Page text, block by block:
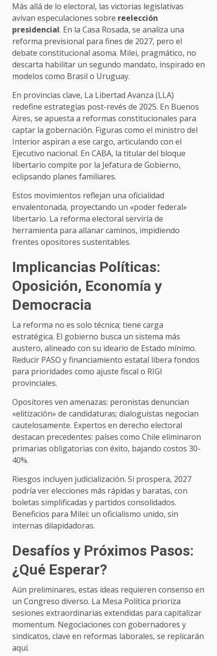
Más allá de lo electoral, las victorias legislativas
avivan especulaciones sobre reelección
presidencial. En la Casa Rosada, se analiza una
reforma previsional para fines de 2027, pero el
debate constitucional asoma. Milei, pragmático, no
descarta habilitar un segundo mandato, inspirado en
modelos como Brasil o Uruguay.
En provincias clave, La Libertad Avanza (LLA)
redefine estrategias post-revés de 2025. En Buenos
Aires, se apuesta a reformas constitucionales para
captar la gobernación. Figuras como el ministro del
Interior aspiran a ese cargo, articulando con el
Ejecutivo nacional. En CABA, la titular del bloque
libertario compite por la Jefatura de Gobierno,
eclipsando planes familiares.
Estos movimientos reflejan una oficialidad
envalentonada, proyectando un «poder federal»
libertario. La reforma electoral serviría de
herramienta para allanar caminos, impidiendo
frentes opositores sustentables.
Implicancias Políticas:
Oposición, Economía y
Democracia
La reforma no es solo técnica; tiene carga
estratégica. El gobierno busca un sistema más
austero, alineado con su ideario de Estado mínimo.
Reducir PASO y financiamiento estatal libera fondos
para prioridades como ajuste fiscal o RIGI
provinciales.
Opositores ven amenazas: peronistas denuncian
«elitización» de candidaturas; dialoguistas negocian
cautelosamente. Expertos en derecho electoral
destacan precedentes: países como Chile eliminaron
primarias obligatorias con éxito, bajando costos 30-
40%.
Riesgos incluyen judicialización. Si prospera, 2027
podría ver elecciones más rápidas y baratas, con
boletas simplificadas y partidos consolidados.
Beneficios para Milei: un oficialismo unido, sin
internas dilapidadoras.
Desafíos y Próximos Pasos:
¿Qué Esperar?
Aún preliminares, estas ideas requieren consenso en
un Congreso diverso. La Mesa Política prioriza
sesiones extraordinarias extendidas para capitalizar
momentum. Negociaciones con gobernadores y
sindicatos, clave en reformas laborales, se replicarán
aquí.